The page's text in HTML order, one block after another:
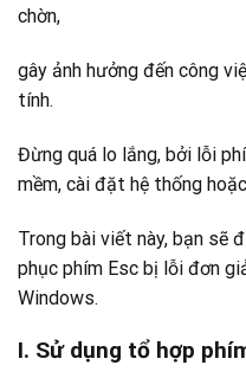
chờn,
gây ảnh hưởng đến công
tính.
Đừng quá lo lắng, bởi lỗi
mềm, cài đặt hệ thống
Trong bài viết này, bạn sẽ
phục phím Esc bị lỗi đơn
Windows.
I. Sử dụng tổ hợp